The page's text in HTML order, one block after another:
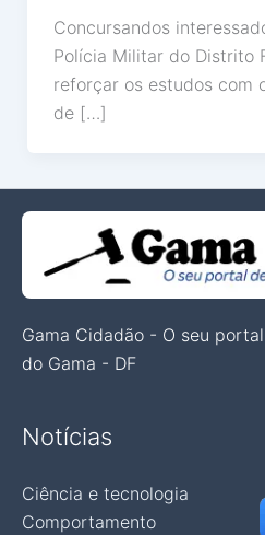
Concursandos
Polícia Militar do Distrito
reforçar os estudos com
de […]
Gama Cidadão - O seu
do Gama - DF
Notícias
Ciência e tecnologia
Comportamento